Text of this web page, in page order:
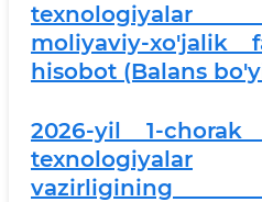
moliyaviy-xo'jalik
hisobot (Balans
2026-yil 1-
texnologiyalar
vazirligining